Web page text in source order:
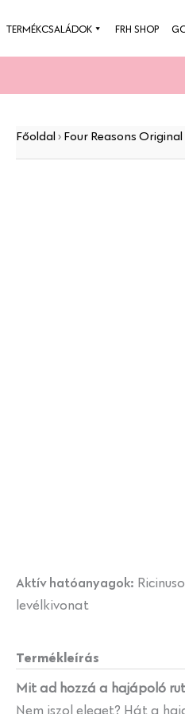
to
content
TERMÉKCSALÁDOK FRH SHOP
Főoldal › Four Reasons Original
Aktív hatóanyagok:
levélkivonat
Termékleírás
Mit ad hozzá a hajápoló
Nem iszol eleget? Hát a